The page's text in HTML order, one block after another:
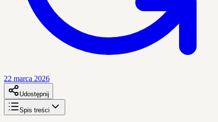
22 marca 2026
Udostępnij
Spis treści